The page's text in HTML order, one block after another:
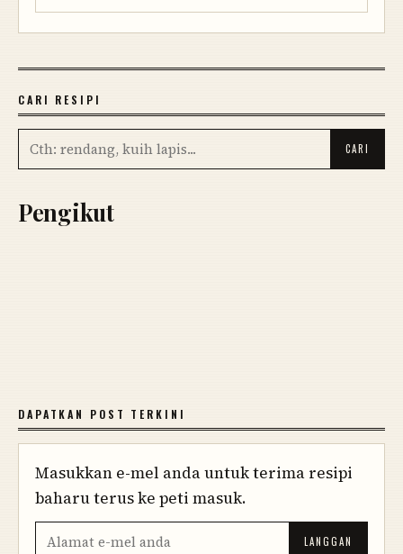
CARI RESIPI
Pengikut
DAPATKAN POST TERKINI
Masukkan e-mel anda untuk terima resipi
baharu terus ke peti masuk.